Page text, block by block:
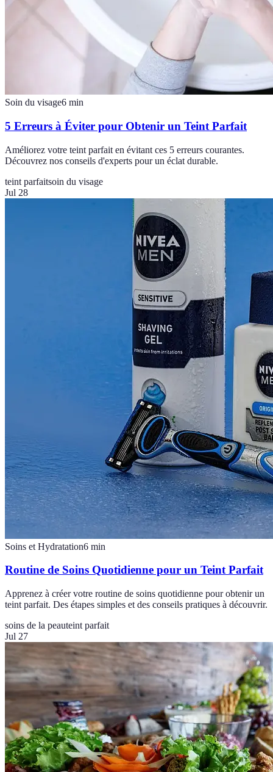
Soin du visage6 min
5 Erreurs à Éviter pour Obtenir un Teint Parfait
Améliorez votre teint parfait en évitant ces 5 erreurs courantes.
Découvrez nos conseils d'experts pour un éclat durable.
teint parfaitsoin du visage
Jul 28
Soins et Hydratation6 min
Routine de Soins Quotidienne pour un Teint Parfait
Apprenez à créer votre routine de soins quotidienne pour obtenir un
teint parfait. Des étapes simples et des conseils pratiques à découvrir.
soins de la peauteint parfait
Jul 27